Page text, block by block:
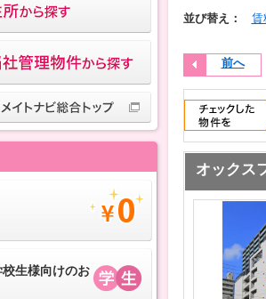
並び替え： 賃
前へ
オックス
生様向けのお